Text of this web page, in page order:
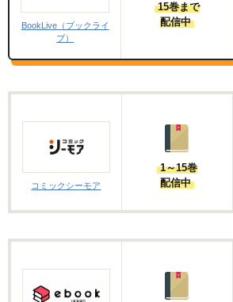
BookLive（ブックライ
ブ）
15巻まで
配信中
コミックシーモア
1～15巻
配信中